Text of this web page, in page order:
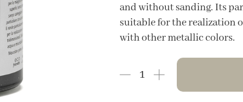
and without sanding. Its
suitable for the realization
with other metallic colors.